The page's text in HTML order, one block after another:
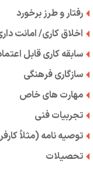
رفتار و طرز برخورد
اخلاق کاری/ امانت
سابقه کاری قابل
سازگاری فرهنگی
مهارت های خاص
تجربیات فنی
توصیه نامه (مثلاً
تحصیلات